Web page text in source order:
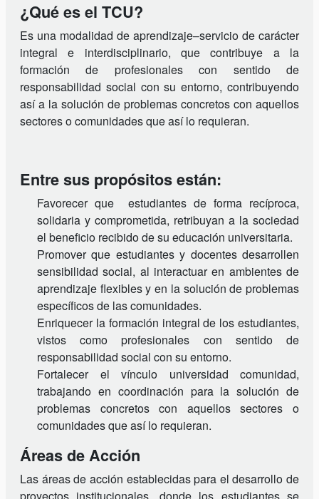
¿Qué es el TCU?
Es una modalidad de aprendizaje–servicio de carácter
integral e interdisciplinario, que contribuye a la
formación de profesionales con sentido de
responsabilidad social con su entorno, contribuyendo
así a la solución de problemas concretos con aquellos
sectores o comunidades que así lo requieran.
Entre sus propósitos están:
Favorecer que estudiantes de forma recíproca,
solidaria y comprometida, retribuyan a la sociedad
el beneficio recibido de su educación universitaria.
Promover que estudiantes y docentes desarrollen
sensibilidad social, al interactuar en ambientes de
aprendizaje flexibles y en la solución de problemas
específicos de las comunidades.
Enriquecer la formación integral de los estudiantes,
vistos como profesionales con sentido de
responsabilidad social con su entorno.
Fortalecer el vínculo universidad comunidad,
trabajando en coordinación para la solución de
problemas concretos con aquellos sectores o
comunidades que así lo requieran.
Áreas de Acción
Las áreas de acción establecidas para el desarrollo de